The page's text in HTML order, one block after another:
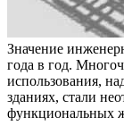
Значение
года в год.
использования,
зданиях, стали
функциональных